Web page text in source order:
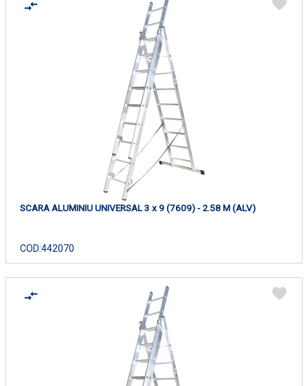
SCARA ALUMINIU UNIVERSAL 3 x 9 (7609) - 2.58 M (ALV)
COD:442070